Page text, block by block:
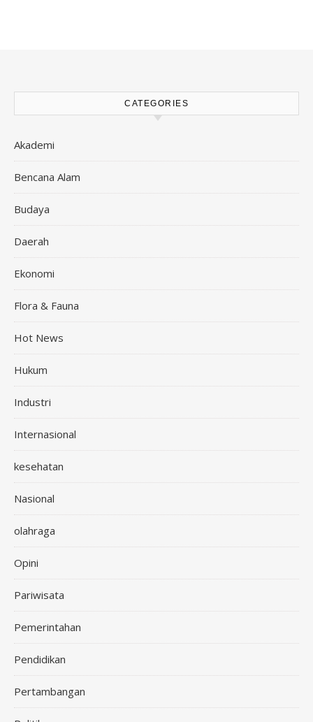
CATEGORIES
Akademi
Bencana Alam
Budaya
Daerah
Ekonomi
Flora & Fauna
Hot News
Hukum
Industri
Internasional
kesehatan
Nasional
olahraga
Opini
Pariwisata
Pemerintahan
Pendidikan
Pertambangan